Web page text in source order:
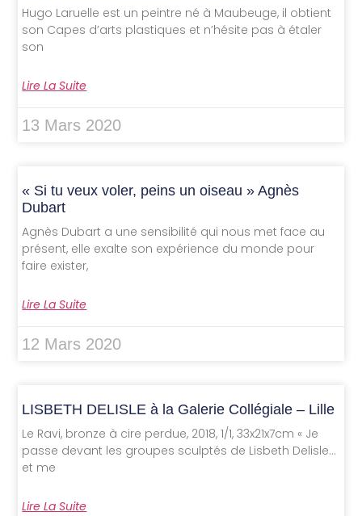
Hugo Laruelle est un peintre né à Maubeuge, il obtient
son Capes d’arts plastiques et n’hésite pas à étaler
son
Lire La Suite
13 Mars 2020
« Si tu veux voler, peins un oiseau » Agnès
Dubart
Agnès Dubart a une sensibilité qui nous met face au
présent, elle exalte son expérience du monde pour
faire exister,
Lire La Suite
12 Mars 2020
LISBETH DELISLE à la Galerie Collégiale – Lille
Le Ravi, bronze à cire perdue, 2018, 1/1, 33x21x7cm « Je
passe devant les groupes sculptés de Lisbeth Delisle…
et me
Lire La Suite